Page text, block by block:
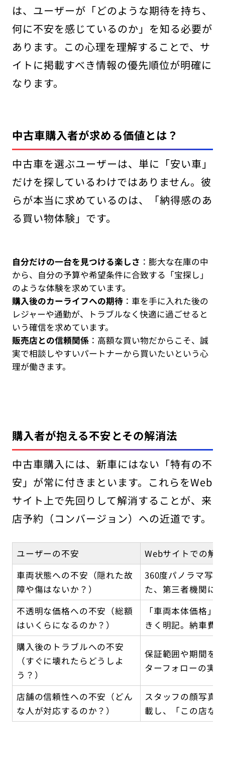
は、ユーザーが「どのような期待を持ち、
何に不安を感じているのか」を知る必要が
あります。この心理を理解することで、サ
イトに掲載すべき情報の優先順位が明確に
なります。
中古車購入者が求める価値とは？
中古車を選ぶユーザーは、単に「安い車」
だけを探しているわけではありません。彼
らが本当に求めているのは、「納得感のあ
る買い物体験」です。
自分だけの一台を見つける楽しさ ：膨大な在庫の中
から、自分の予算や希望条件に合致する「宝探し」
のような体験を求めています。
購入後のカーライフへの期待：車を手に入れた後の
レジャーや通勤が、トラブルなく快適に過ごせると
いう確信を求めています。
販売店との信頼関係：高額な買い物だからこそ、誠
実で相談しやすいパートナーから買いたいという心
理が働きます。
購入者が抱える不安とその解消法
中古車購入には、新車にはない「特有の不
安」が常に付きまといます。これらをWeb
サイト上で先回りして解消することが、来
店予約（コンバージョン）への近道です。
ユーザーの不安
Webサイトでの解
車両状態への不安（隠れた故
障や傷はないか？）
360度パノラマ写
た、第三者機関に
不透明な価格への不安（総額
はいくらになるのか？）
「車両本体価格」
きく明記。納車費
購入後のトラブルへの不安
（すぐに壊れたらどうしよ
う？）
保証範囲や期間を
ターフォローの実
店舗の信頼性への不安（どん
な人が対応するのか？）
スタッフの顔写真
載し、「この店な